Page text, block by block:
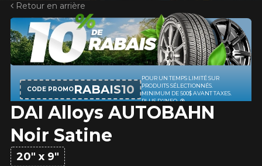
ACCUEIL
PNEUS
RECHERCHE DE PNEUS VOIR TOUT
Rechercher par
Par dimensions Par véhicule
Recherche par dimensions
LARGEUR
ROUES
RECHERCHE DE ROUES VOIR TOUT
Par véhicule
ENSEMBLES
RECHERCHE D'ENSEMBLES
PROMOTIONS
Retour en arrière
DAI Alloys AUTOBAHN
Noir Satine
20" x 9"
CODE PROMORABAIS10
POUR UN TEMPS LIMITÉ SUR
PRODUITS SÉLECTIONNÉS.
MINIMUM DE 500$ AVANT TAXES.
PLUS D'INFO